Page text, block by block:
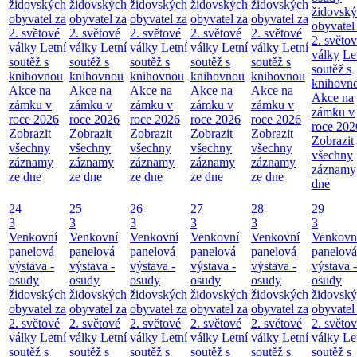
židovských
obyvatel za
2. světové
války Letní
soutěž s
knihovnou
Akce na
zámku v
roce 2026
Zobrazit
všechny
záznamy
ze dne
židovských
obyvatel za
2. světové
války Letní
soutěž s
knihovnou
Akce na
zámku v
roce 2026
Zobrazit
všechny
záznamy
ze dne
židovských
obyvatel za
2. světové
války Letní
soutěž s
knihovnou
Akce na
zámku v
roce 2026
Zobrazit
všechny
záznamy
ze dne
židovských
obyvatel za
2. světové
války Letní
soutěž s
knihovnou
Akce na
zámku v
roce 2026
Zobrazit
všechny
záznamy
ze dne
židovských
obyvatel za
2. světové
války Letní
soutěž s
knihovnou
Akce na
zámku v
roce 2026
Zobrazit
všechny
záznamy
ze dne
obyvatel
2.
války
soutěž s
Akce na
zámku v
roce
Zobrazit
všechny
dne
24
3
Venkovní
panelová
výstava -
osudy
židovských
obyvatel za
2. světové
války Letní
soutěž s
25
3
Venkovní
panelová
výstava -
osudy
židovských
obyvatel za
2. světové
války Letní
soutěž s
26
3
Venkovní
panelová
výstava -
osudy
židovských
obyvatel za
2. světové
války Letní
soutěž s
27
3
Venkovní
panelová
výstava -
osudy
židovských
obyvatel za
2. světové
války Letní
soutěž s
28
3
Venkovní
panelová
výstava -
osudy
židovských
obyvatel za
2. světové
války Letní
soutěž s
29
3
panelová
výstava -
osudy
obyvatel
2.
války
soutěž s